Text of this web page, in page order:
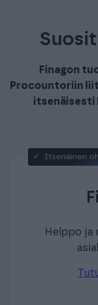
Finagon
Procountoriin
itsenäisesti
Itsenäinen
Helppo ja